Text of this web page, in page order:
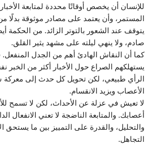
للإنسان أن يخصص أوقاتًا محددة لمتابعة
المستمر، وأن يعتمد على مصادر موثوقة بدلًا
يتوقف عند الشعور بالتوتر الزائد. من الحكمة
صادم، ولا ينهي ليلته على مشهد يثير القلق.
كما أن النقاش الهادئ أهم من الجدل
يستهلكهم الصراع حول الأخبار أكثر من الخبر
الرأي طبيعي، لكن تحويل كل حدث إلى
الأعصاب ويزيد الانقسام.
لا تعيش في عزلة عن الأحداث، لكن لا تسمح
أعصابك. والمتابعة الناضجة لا تعني الانفعال
والتحليل، والقدرة على التمييز بين ما يستحق
التجاهل.